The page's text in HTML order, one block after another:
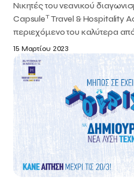
Νικητές του νεανικού
CapsuleTTravel & Hospitality
περιεχόμενο του καλύτερα από
15 Μαρτίου 2023